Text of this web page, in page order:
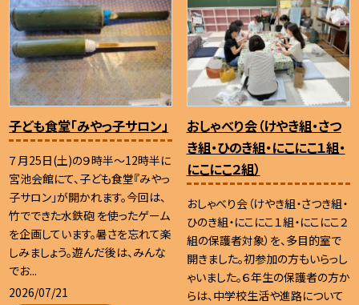
子ども食堂「みやっ子サロン」
７月25日(土)の９時半～12時半に
宮池会館にて、子ども食堂『みやっ
子サロン」が開かれます。今回は、
竹でできた水鉄砲 を使ったゲーム
を企画しています。暑さを忘れて楽
しみましょう。遊んだ後は、みんな
でお...
2026/07/21
おしゃべり会（けやき組・さつ
き組・ひのき組・にこにこ１組・
にこにこ２組）
おしゃべり会（けやき組・さつき組・
ひのき組・にこにこ１組・にこにこ２
組の保護者対象）を、多目的室で
開きました。初参加の方もいらっし
ゃいました。６年生の保護者の方か
らは、中学校生活や進路について